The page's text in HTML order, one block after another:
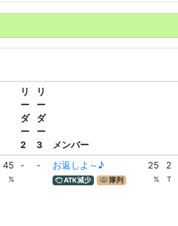
リ
ー
ダ
ー
2
リ
ー
ダ
ー
3
メンバー
45
%
- - お返しよ～♪
ATK減少 隊列
25
%
2
T